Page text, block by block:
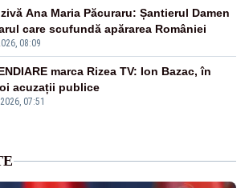
08:09
Ana Maria Păcuraru: Șantierul Damen
care scufundă apărarea României
07:51
marca Rizea TV: Ion Bazac, în
acuzații publice